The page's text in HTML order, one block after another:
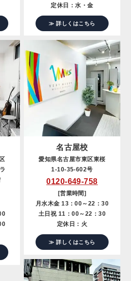
定休日：水・金
≫ 詳しくはこちら
名古屋校
愛知県名古屋市東区東桜
1-10-35-602号
0120-649-758
[営業時間]
月水木金 13：00～22：30
土日祝 11：00～22：30
定休日：火
≫ 詳しくはこちら